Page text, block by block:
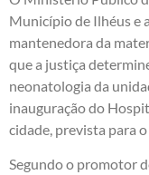
Município de Ilhéus e
mantenedora da
que a justiça
neonatologia da
inauguração do
cidade, prevista para
Segundo o promotor